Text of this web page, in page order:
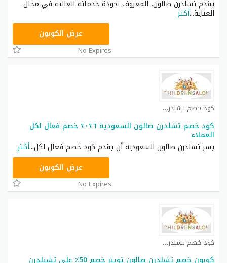
يقدم تشلدرن صالون، المعروف بجودة خدماته العالية في مجال
العناية...أكثر
ELCOME10
عرض الكوبون
No Expires
كود خصم تشلدرن صالون كوبون
كود خصم تشلدرن صالون السعودية ٢٠٢٦ خصم فعال لكل
العملاء
يسر تشلدرن صالون السعودية أن يقدم كود خصم فعال لكل...أكثر
LDRE٤٠عرض الكوبون
No Expires
كود خصم تشلدرن صالون كوبون